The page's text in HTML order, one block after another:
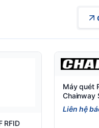
RFID
Máy quét
Chainway
Barcode
Liên hệ